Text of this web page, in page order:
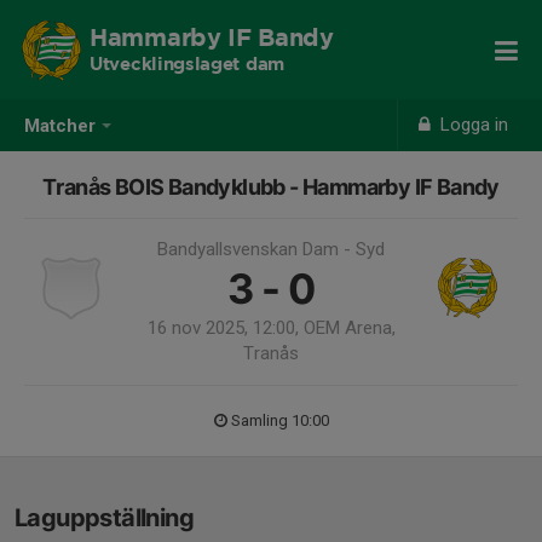
Matcher Logga in
Hammarby IF Bandy
Utvecklingslaget dam
Tranås BOIS Bandyklubb - Hammarby IF Bandy
Bandyallsvenskan Dam - Syd
3 - 0
16 nov 2025, 12:00, OEM Arena,
Tranås
Samling 10:00
Laguppställning